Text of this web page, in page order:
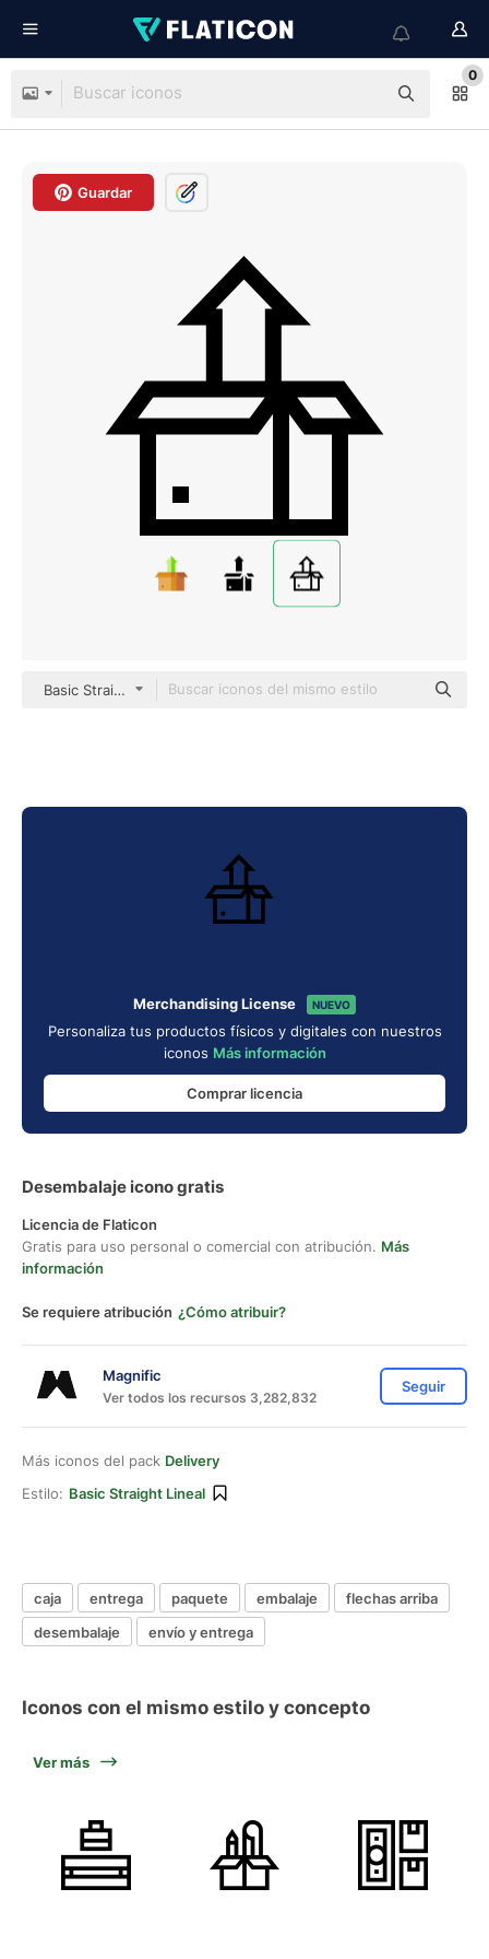
0
Guardar
Basic Straight Lineal
Merchandising License NUEVO
Personaliza tus productos físicos y digitales con nuestros
iconos Más información
Comprar licencia
Desembalaje icono gratis
Licencia de Flaticon
Gratis para uso personal o comercial con atribución. Más
información
Se requiere atribución ¿Cómo atribuir?
Magnific
Ver todos los recursos 3,282,832
Seguir
Más iconos del pack Delivery
Estilo: Basic Straight Lineal
caja entrega paquete embalaje
flechas arriba
desembalaje
envío y entrega
Iconos con el mismo estilo y concepto
Ver más